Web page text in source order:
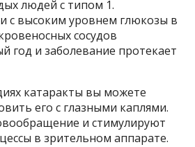
людей с типом 1.
с высоким уровнем глюкозы в
сосудов
год и заболевание протекает
катаракты вы можете
его с глазными каплями.
и стимулируют
в зрительном аппарате.